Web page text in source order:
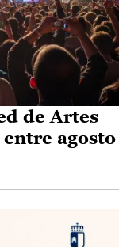
de Artes
entre agosto